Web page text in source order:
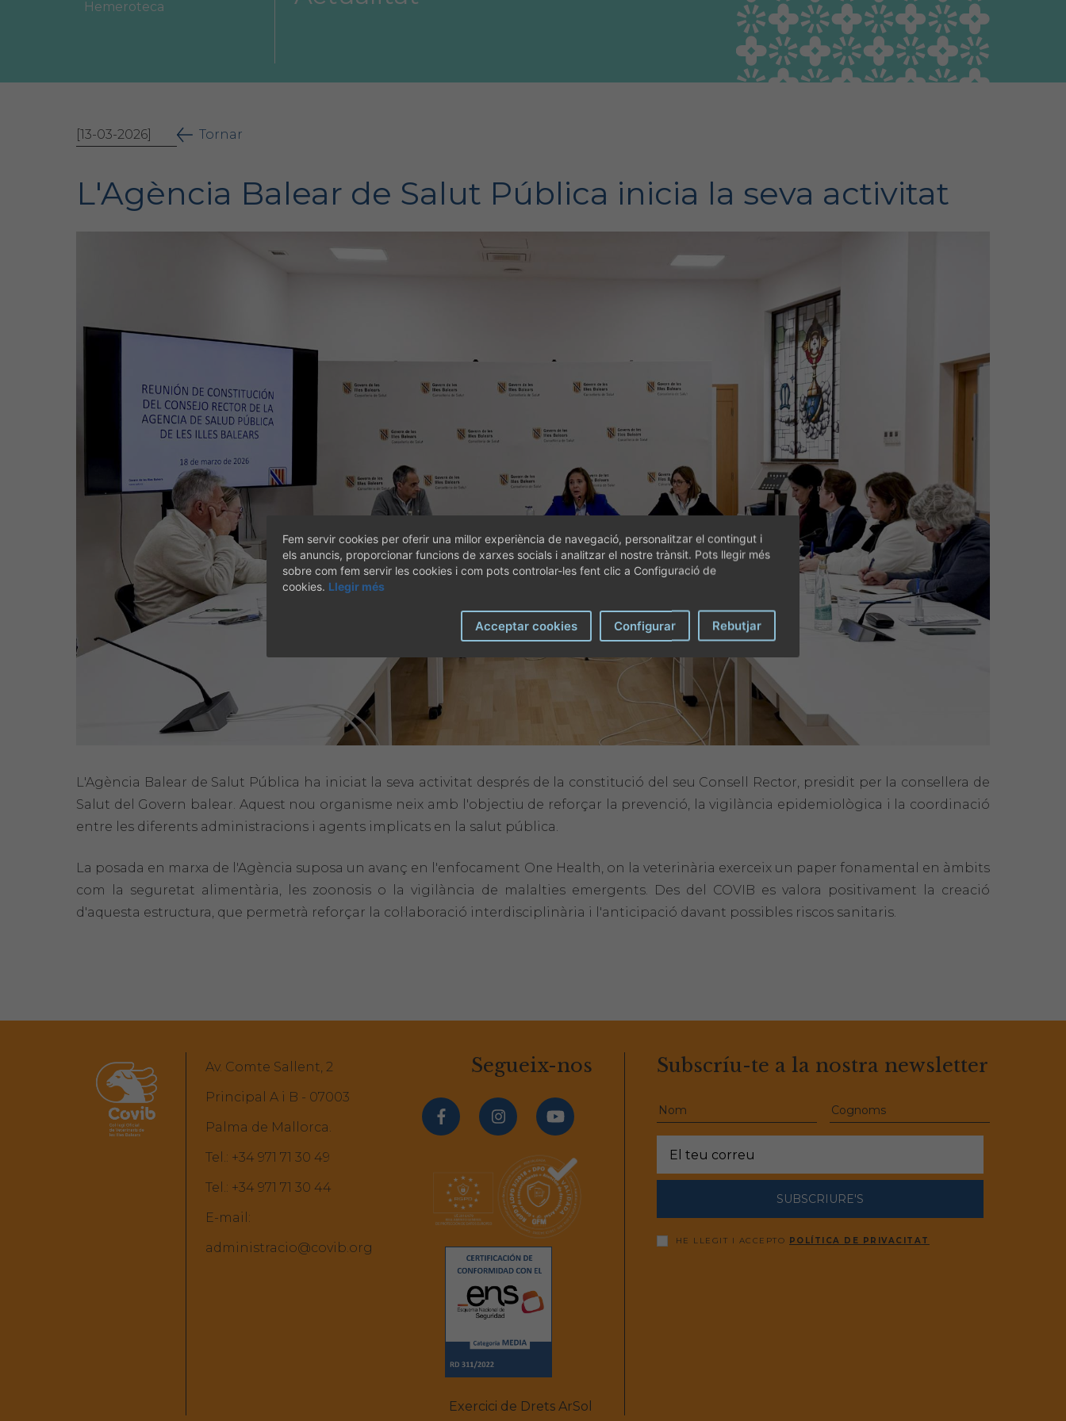
Àrea col·legial
Salut animal i salut
pública
Hemeroteca
[13-03-2026] Tornar
L'Agència Balear de Salut Pública inicia la seva activitat
L'Agència Balear de Salut Pública ha iniciat la seva activitat després de la constitució del seu Consell Rector, presidit per la consellera de
Salut del Govern balear. Aquest nou organisme neix amb l'objectiu de reforçar la prevenció, la vigilància epidemiològica i la coordinació
entre les diferents administracions i agents implicats en la salut pública.
La posada en marxa de l'Agència suposa un avanç en l'enfocament One Health, on la veterinària exerceix un paper fonamental en àmbits
com la seguretat alimentària, les zoonosis o la vigilància de malalties emergents. Des del COVIB es valora positivament la creació
d'aquesta estructura, que permetrà reforçar la col·laboració interdisciplinària i l'anticipació davant possibles riscos sanitaris.
Av. Comte Sallent, 2
Principal A i B - 07003
Palma de Mallorca.
Tel.: +34 971 71 30 49
Tel.: +34 971 71 30 44
E-mail:
administracio@covib.org
Segueix-nos
Exercici de Drets ArSol
Subscríu-te a la nostra newsletter
SUBSCRIURE'S
HE LLEGIT I ACCEPTO POLÍTICA DE PRIVACITAT
Fem servir cookies per oferir una millor experiència de navegació, personalitzar el contingut i
els anuncis, proporcionar funcions de xarxes socials i analitzar el nostre trànsit. Pots llegir més
sobre com fem servir les cookies i com pots controlar-les fent clic a Configuració de
cookies. Llegir més
Acceptar cookies Configurar Rebutjar